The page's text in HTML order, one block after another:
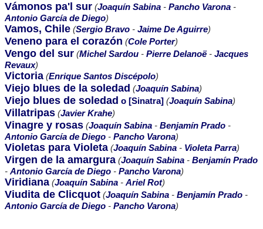
Vámonos pa'l sur (Joaquín Sabina - Pancho Varona -
Antonio García de Diego)
Vamos, Chile (Sergio Bravo - Jaime De Aguirre)
Veneno para el corazón (Cole Porter)
Vengo del sur (Michel Sardou - Pierre Delanoë - Jacques
Revaux)
Victoria (Enrique Santos Discépolo)
Viejo blues de la soledad (Joaquín Sabina)
Viejo blues de soledad o [Sinatra] (Joaquín Sabina)
Villatripas (Javier Krahe)
Vinagre y rosas (Joaquín Sabina - Benjamín Prado -
Antonio García de Diego - Pancho Varona)
Violetas para Violeta (Joaquín Sabina - Violeta Parra)
Virgen de la amargura (Joaquín Sabina - Benjamín Prado
- Antonio García de Diego - Pancho Varona)
Viridiana (Joaquín Sabina - Ariel Rot)
Viudita de Clicquot (Joaquín Sabina - Benjamín Prado -
Antonio García de Diego - Pancho Varona)